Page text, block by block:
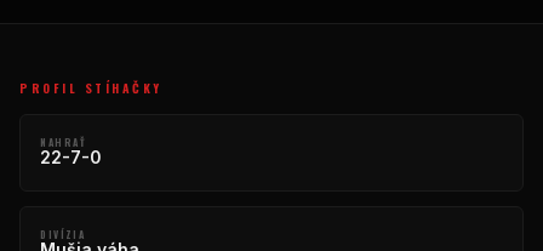
PROFIL STÍHAČKY
NAHRAŤ
22-7-0
DIVÍZIA